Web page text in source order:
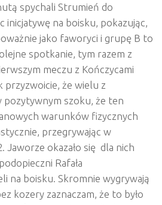
spychali Strumień do
inicjatywę na boisku, pokazując,
jako faworyci i grupę B to
spotkanie, tym razem z
meczu z Kończycami
przyzwoicie, że wielu z
pozytywnym szoku, że ten
warunków fizycznych
przegrywając w
Jaworze okazało się dla nich
Rafała
na boisku. Skromnie wygrywają
kozery zaznaczam, że to było